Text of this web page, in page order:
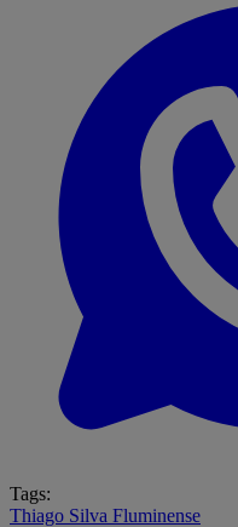
Tags:
Thiago Silva Fluminense